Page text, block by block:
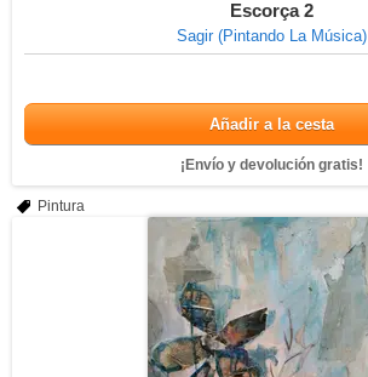
Escorça 2
Sagir (Pintando La Música)
Añadir a la cesta
¡Envío y devolución gratis!
Pintura